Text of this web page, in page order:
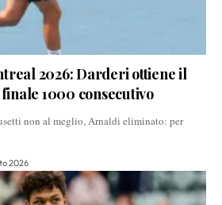
2026: Darderi ottiene il
1000 consecutivo
non al meglio, Arnaldi eliminato: per
2026